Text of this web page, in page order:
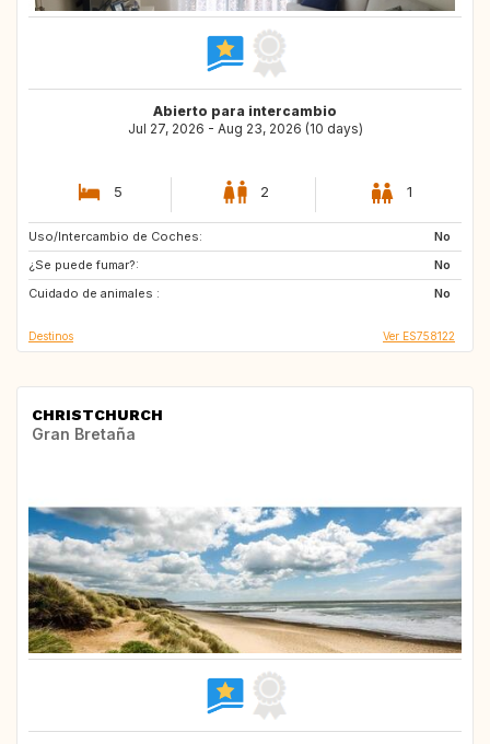
Abierto para intercambio
Jul 27, 2026 - Aug 23, 2026 (10 days)
5 2 1
Uso/Intercambio de Coches:
No
¿Se puede fumar?:
No
Cuidado de animales :
No
CH
NO
AT
Destinos Ver ES758122
CHRISTCHURCH
Gran Bretaña